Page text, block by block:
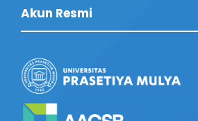
Akun Resmi